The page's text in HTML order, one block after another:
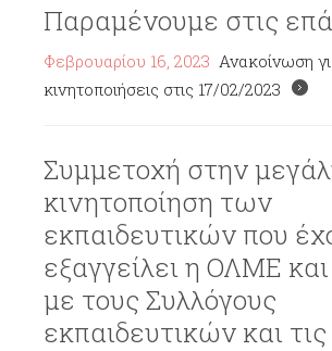
Παραμένουμε στις
Φεβρουαρίου 16, 2023 Ανακοίνωση
κινητοποιήσεις στις 17/02/2023
Συμμετοχή στην
κινητοποίηση των
εκπαιδευτικών που
εξαγγείλει η ΟΛΜΕ
με τους Συλλόγους
εκπαιδευτικών και